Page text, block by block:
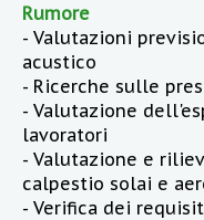
Rumore
- Valutazioni
acustico
- Ricerche sulle
- Valutazione
lavoratori
- Valutazione e
calpestio solai e
- Verifica dei